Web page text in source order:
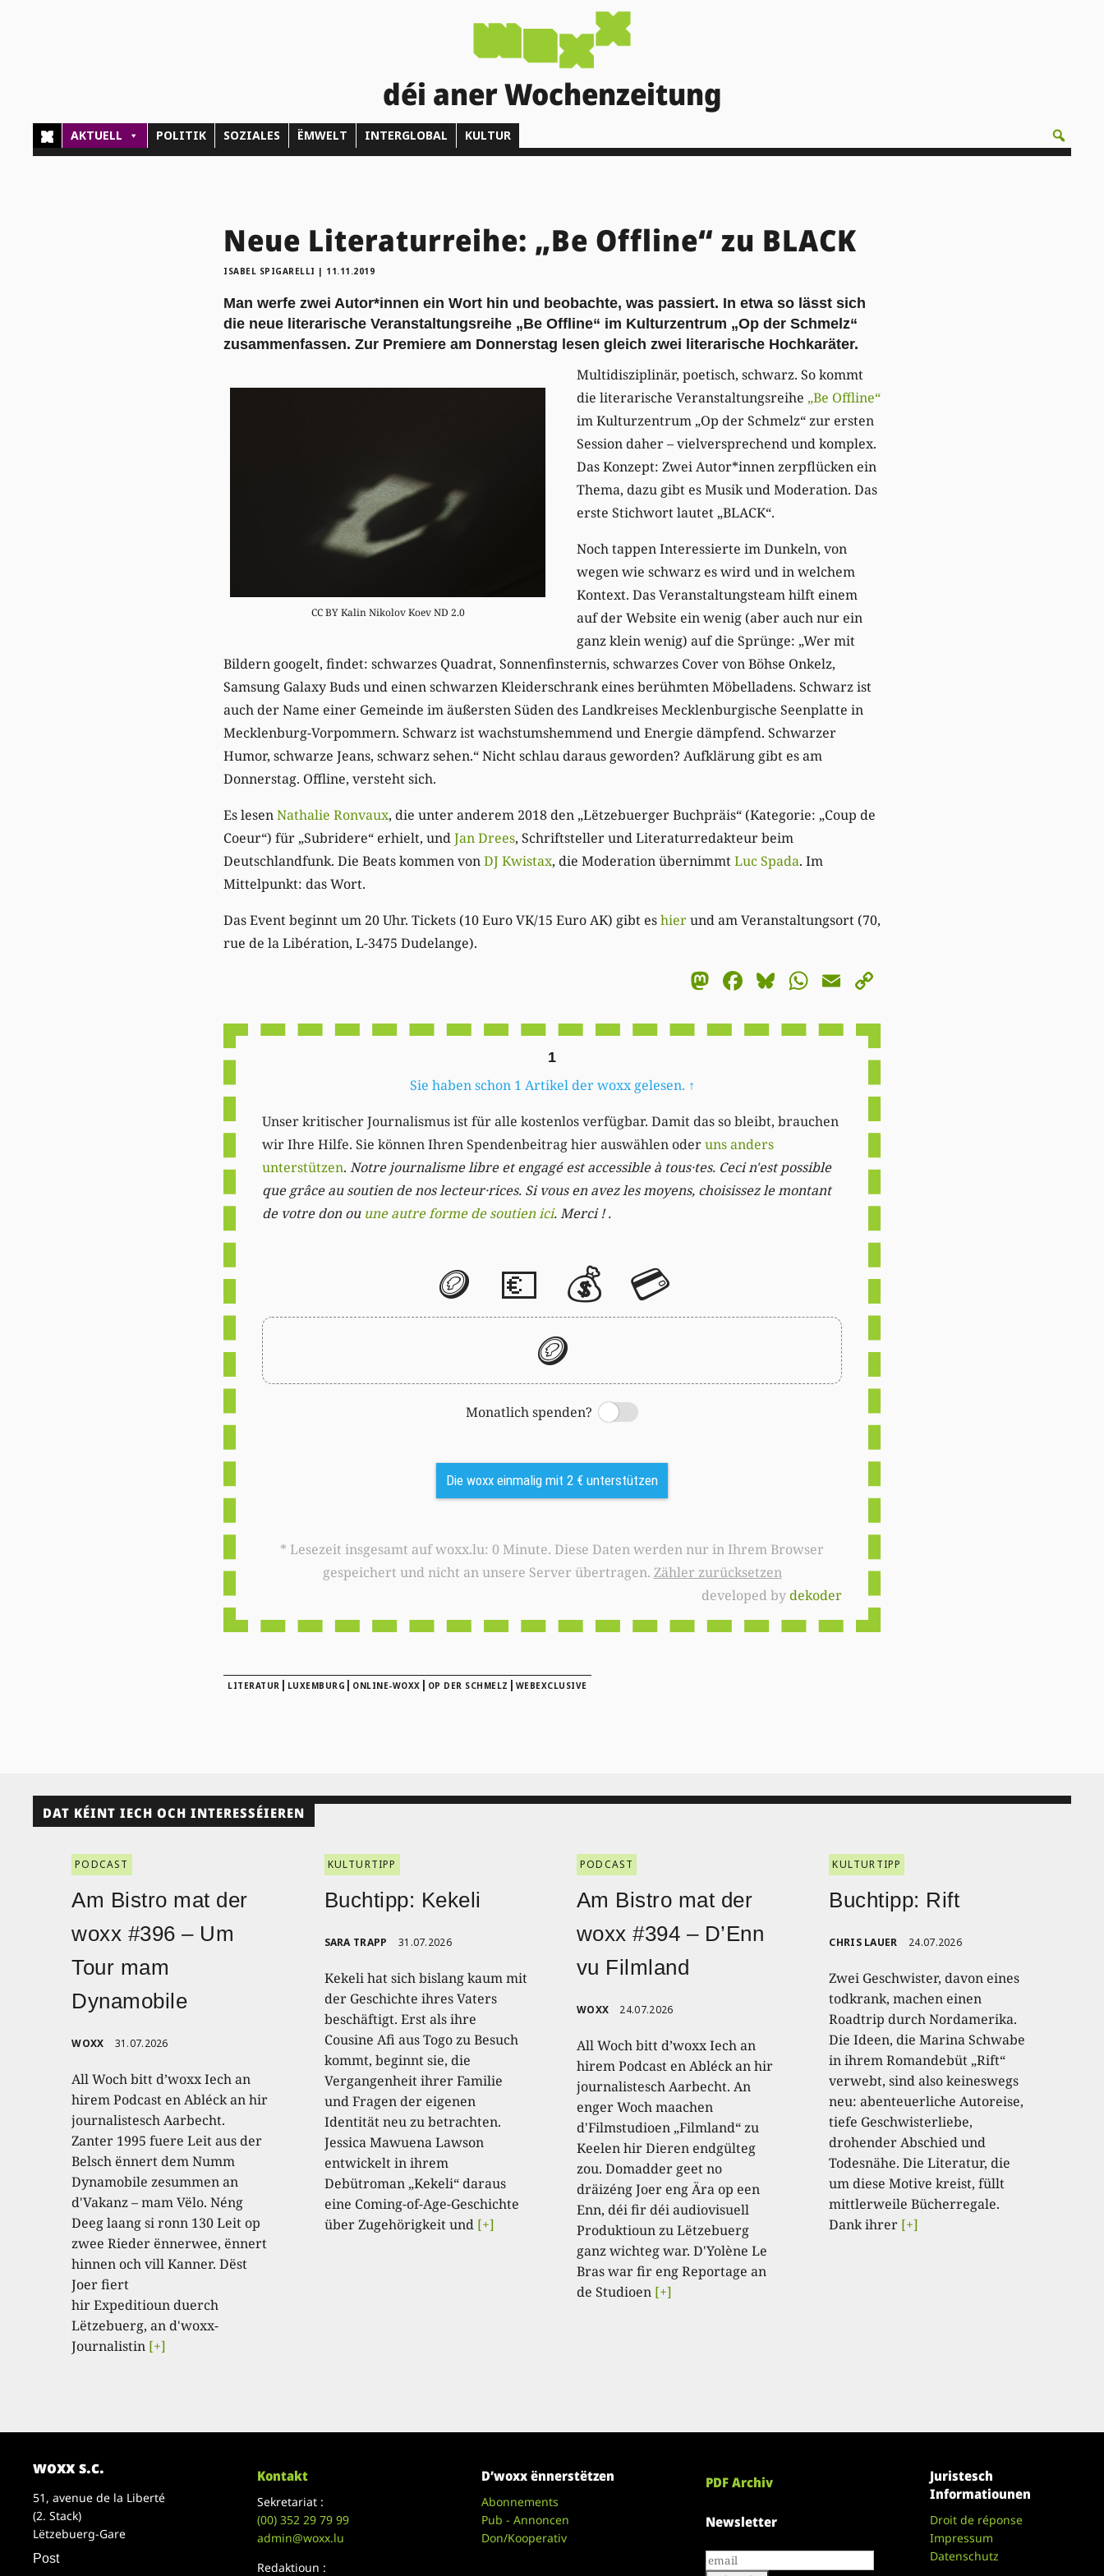
déi aner Wochenzeitung
AKTUELL POLITIK SOZIALES ËMWELT INTERGLOBAL KULTUR
Neue Literaturreihe: „Be Offline“ zu BLACK
ISABEL SPIGARELLI | 11.11.2019
Man werfe zwei Autor*innen ein Wort hin und beobachte, was passiert. In etwa so lässt sich
die neue literarische Veranstaltungsreihe „Be Offline“ im Kulturzentrum „Op der Schmelz“
zusammenfassen. Zur Premiere am Donnerstag lesen gleich zwei literarische Hochkaräter.
CC BY Kalin Nikolov Koev ND 2.0
Multidisziplinär, poetisch, schwarz. So kommt
die literarische Veranstaltungsreihe „Be Offline“
im Kulturzentrum „Op der Schmelz“ zur ersten
Session daher – vielversprechend und komplex.
Das Konzept: Zwei Autor*innen zerpflücken ein
Thema, dazu gibt es Musik und Moderation. Das
erste Stichwort lautet „BLACK“.
Noch tappen Interessierte im Dunkeln, von
wegen wie schwarz es wird und in welchem
Kontext. Das Veranstaltungsteam hilft einem
auf der Website ein wenig (aber auch nur ein
ganz klein wenig) auf die Sprünge: „Wer mit
Bildern googelt, findet: schwarzes Quadrat, Sonnenfinsternis, schwarzes Cover von Böhse Onkelz,
Samsung Galaxy Buds und einen schwarzen Kleiderschrank eines berühmten Möbelladens. Schwarz ist
auch der Name einer Gemeinde im äußersten Süden des Landkreises Mecklenburgische Seenplatte in
Mecklenburg-Vorpommern. Schwarz ist wachstumshemmend und Energie dämpfend. Schwarzer
Humor, schwarze Jeans, schwarz sehen.“ Nicht schlau daraus geworden? Aufklärung gibt es am
Donnerstag. Offline, versteht sich.
Es lesenNathalie Ronvaux, die unter anderem 2018 den „Lëtzebuerger Buchpräis“ (Kategorie: „Coup de
Coeur“) für „Subridere“ erhielt, undJan Drees, Schriftsteller und Literaturredakteur beim
Deutschlandfunk. Die Beats kommen vonDJ Kwistax, die Moderation übernimmtLuc Spada. Im
Mittelpunkt: das Wort.
Das Event beginnt um 20 Uhr. Tickets (10 Euro VK/15 Euro AK) gibt eshierund am Veranstaltungsort (70,
rue de la Libération, L-3475 Dudelange).
Mastodon
Facebook
Bluesky
WhatsApp
Email
1
Sie haben schon 1 Artikel der woxx gelesen. ↑
Unser kritischer Journalismus ist für alle kostenlos verfügbar. Damit das so bleibt, brauchen
wir Ihre Hilfe. Sie können Ihren Spendenbeitrag hier auswählen oderuns anders
unterstützen. Notre journalisme libre et engagé est accessible à tous·tes. Ceci n'est possible
que grâce au soutien de nos lecteur·rices. Si vous en avez les moyens, choisissez le montant
de votre don ou une autre forme de soutien ici. Merci ! .
🪙 💶 💰 💳
🪙
Monatlich spenden?
Switch
Die woxx einmalig mit 2 € unterstützen
* Lesezeit insgesamt auf woxx.lu: 0 Minute. Diese Daten werden nur in Ihrem Browser
gespeichert und nicht an unsere Server übertragen. Zähler zurücksetzen
developed bydekoder
LITERATUR | LUXEMBURG | ONLINE-WOXX | OP DER SCHMELZ | WEBEXCLUSIVE
DAT KÉINT IECH OCH INTERESSÉIEREN
PODCAST
Am Bistro mat der
woxx #396 – Um
Tour mam
Dynamobile
WOXX 31.07.2026
All Woch bitt d’woxx Iech an
hirem Podcast en Abléck an hir
journalistesch Aarbecht.
Zanter 1995 fuere Leit aus der
Belsch ënnert dem Numm
Dynamobile zesummen an
d'Vakanz – mam Vëlo. Néng
Deeg laang si ronn 130 Leit op
zwee Rieder ënnerwee, ënnert
hinnen och vill Kanner. Dëst
Joer fiert
hir Expeditioun duerch
Lëtzebuerg, an d'woxx-
Journalistin [+]
KULTURTIPP
Buchtipp: Kekeli
SARA TRAPP 31.07.2026
Kekeli hat sich bislang kaum mit
der Geschichte ihres Vaters
beschäftigt. Erst als ihre
Cousine Afi aus Togo zu Besuch
kommt, beginnt sie, die
Vergangenheit ihrer Familie
und Fragen der eigenen
Identität neu zu betrachten.
Jessica Mawuena Lawson
entwickelt in ihrem
Debütroman „Kekeli“ daraus
eine Coming-of-Age-Geschichte
über Zugehörigkeit und [+]
PODCAST
Am Bistro mat der
woxx #394 – D’Enn
vu Filmland
WOXX 24.07.2026
All Woch bitt d’woxx Iech an
hirem Podcast en Abléck an hir
journalistesch Aarbecht. An
enger Woch maachen
d'Filmstudioen „Filmland“ zu
Keelen hir Dieren endgülteg
zou. Domadder geet no
dräizéng Joer eng Ära op een
Enn, déi fir déi audiovisuell
Produktioun zu Lëtzebuerg
ganz wichteg war. D'Yolène Le
Bras war fir eng Reportage an
de Studioen [+]
KULTURTIPP
Buchtipp: Rift
CHRIS LAUER 24.07.2026
Zwei Geschwister, davon eines
todkrank, machen einen
Roadtrip durch Nordamerika.
Die Ideen, die Marina Schwabe
in ihrem Romandebüt „Rift“
verwebt, sind also keineswegs
neu: abenteuerliche Autoreise,
tiefe Geschwisterliebe,
drohender Abschied und
Todesnähe. Die Literatur, die
um diese Motive kreist, füllt
mittlerweile Bücherregale.
Dank ihrer [+]
woxx s.c.
51, avenue de la Liberté
(2. Stack)
Lëtzebuerg-Gare
Post
Kontakt
Sekretariat :
(00)352 29 79 99
admin@woxx.lu
Redaktioun :
D’woxx ënnerstëtzen
Abonnements
Pub - Annoncen
Don/Kooperativ
PDF Archiv
Newsletter
Juristesch
Informatiounen
Droit de réponse
Impressum
Datenschutz